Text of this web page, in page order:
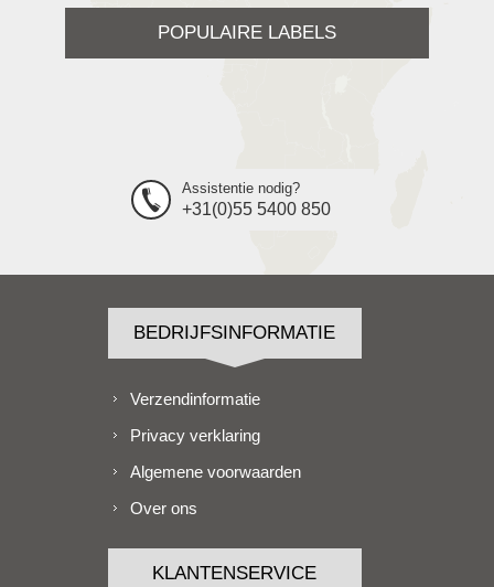
POPULAIRE LABELS
Assistentie nodig?
+31(0)55 5400 850
BEDRIJFSINFORMATIE
Verzendinformatie
Privacy verklaring
Algemene voorwaarden
Over ons
KLANTENSERVICE